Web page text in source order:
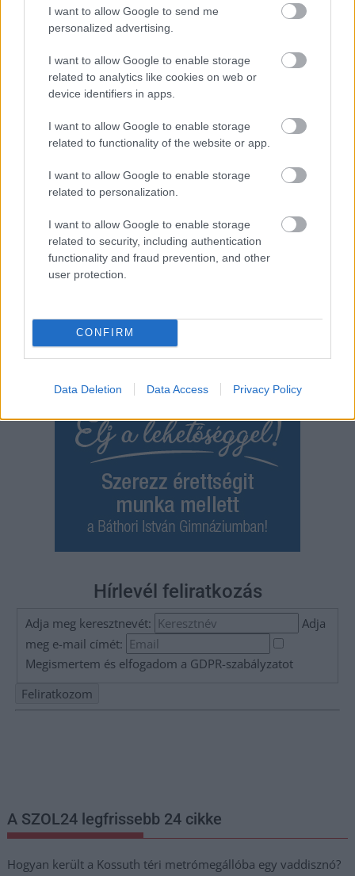
I want to allow Google to send me
personalized advertising.
I want to allow Google to enable storage
related to analytics like cookies on web or
device identifiers in apps.
I want to allow Google to enable storage
related to functionality of the website or app.
I want to allow Google to enable storage
related to personalization.
I want to allow Google to enable storage
related to security, including authentication
functionality and fraud prevention, and other
user protection.
CONFIRM
Data Deletion Data Access Privacy Policy
órától 12:30-ig
megrendezik a Helyi
Termékek Vásárát az
és a Hild János téren. Az esemény célja nemcsak a helyi
termékek bemutatása és népszerűsítése, hanem az is, hogy a
TOVÁBB OLVASOM
aba-novák agóra , helyi termékek vására hild jános tér
kézműves,Szolnok ,tallinka néptánc egyesület
Hírlevél feliratkozás
Adja meg keresztnevét:
Adja
meg e-mail címét:
Megismertem és elfogadom a GDPR-szabályzatot
A SZOL24 legfrissebb 24 cikke
Hogyan került a Kossuth téri metrómegállóba egy vaddisznó?